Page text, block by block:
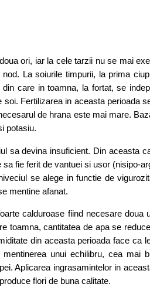
ori, iar la cele tarzii nu se mai
La soiurile timpurii, la prima
care in toamna, la fortat, se
Fertilizarea in aceasta perioada
de hrana este mai mare.
potasiu.
sa devina insuficient. Din aceasta
fie ferit de vantuei si usor (nisipo-
se alege in functie de
mentine afanat.
calduroase fiind necesare
toamna, cantitatea de apa se
din aceasta perioada face ca
unui echilibru, cea mai
Aplicarea ingrasamintelor in
flori de buna calitate.